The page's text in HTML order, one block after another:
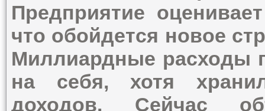
Предприятие
что обойдется новое
Миллиардные расходы
на себя, хотя
доходов. Сейчас